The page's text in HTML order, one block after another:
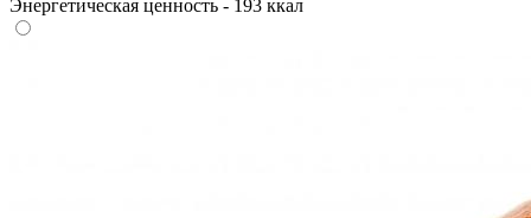
Энергетическая ценность - 193 ккал